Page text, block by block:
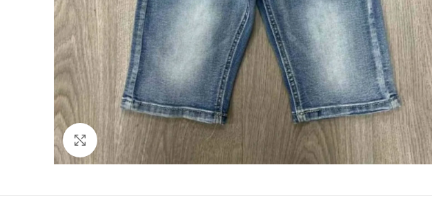
Click to enlarge